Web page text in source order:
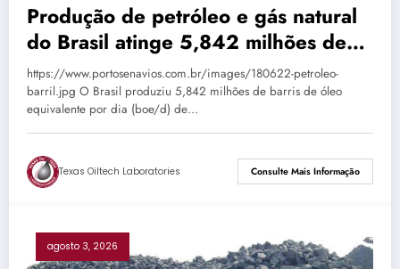
Produção de petróleo e gás natural
do Brasil atinge 5,842 milhões de
boe/d em junho
https://www.portosenavios.com.br/images/180622-petroleo-
barril.jpg O Brasil produziu 5,842 milhões de barris de óleo
equivalente por dia (boe/d) de…
Texas Oiltech Laboratories Consulte Mais Informação
agosto 3, 2026